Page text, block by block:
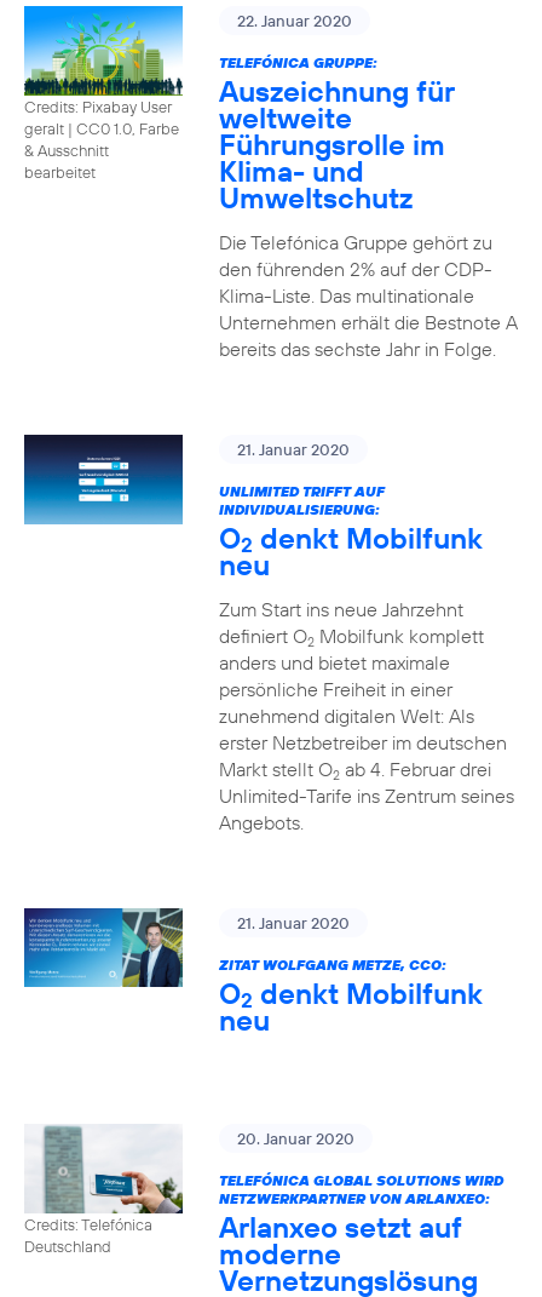
Credits: Pixabay User
geralt | CC0 1.0, Farbe
& Ausschnitt
bearbeitet
22. Januar 2020
TELEFÓNICA GRUPPE:
Auszeichnung für
weltweite
Führungsrolle im
Klima- und
Umweltschutz
Die Telefónica Gruppe gehört zu
den führenden 2% auf der CDP-
Klima-Liste. Das multinationale
Unternehmen erhält die Bestnote A
bereits das sechste Jahr in Folge.
21. Januar 2020
UNLIMITED TRIFFT AUF
INDIVIDUALISIERUNG:
O2 denkt Mobilfunk
neu
Zum Start ins neue Jahrzehnt
definiert O2Mobilfunk komplett
anders und bietet maximale
persönliche Freiheit in einer
zunehmend digitalen Welt: Als
erster Netzbetreiber im deutschen
Markt stellt O2ab 4. Februar drei
Unlimited-Tarife ins Zentrum seines
Angebots.
21. Januar 2020
ZITAT WOLFGANG METZE, CCO:
O2 denkt Mobilfunk
neu
Credits: Telefónica
Deutschland
20. Januar 2020
TELEFÓNICA GLOBAL SOLUTIONS WIRD
NETZWERKPARTNER VON ARLANXEO:
Arlanxeo setzt auf
moderne
Vernetzungslösung